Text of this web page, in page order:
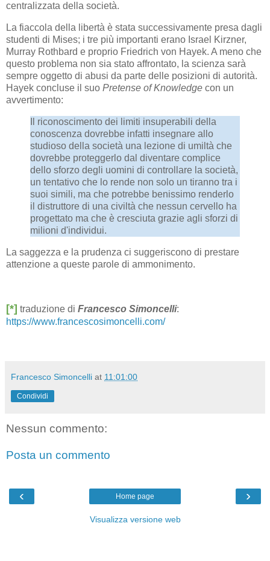
centralizzata della società.
La fiaccola della libertà è stata successivamente presa dagli
studenti di Mises; i tre più importanti erano Israel Kirzner,
Murray Rothbard e proprio Friedrich von Hayek. A meno che
questo problema non sia stato affrontato, la scienza sarà
sempre oggetto di abusi da parte delle posizioni di autorità.
Hayek concluse il suo Pretense of Knowledge con un
avvertimento:
Il riconoscimento dei limiti insuperabili della
conoscenza dovrebbe infatti insegnare allo
studioso della società una lezione di umiltà che
dovrebbe proteggerlo dal diventare complice
dello sforzo degli uomini di controllare la società,
un tentativo che lo rende non solo un tiranno tra i
suoi simili, ma che potrebbe benissimo renderlo
il distruttore di una civiltà che nessun cervello ha
progettato ma che è cresciuta grazie agli sforzi di
milioni d'individui.
La saggezza e la prudenza ci suggeriscono di prestare
attenzione a queste parole di ammonimento.
[*] traduzione di Francesco Simoncelli:
https://www.francescosimoncelli.com/
Francesco Simoncelli at 11:01:00
Condividi
Nessun commento:
Posta un commento
‹ ›
Home page
Visualizza versione web